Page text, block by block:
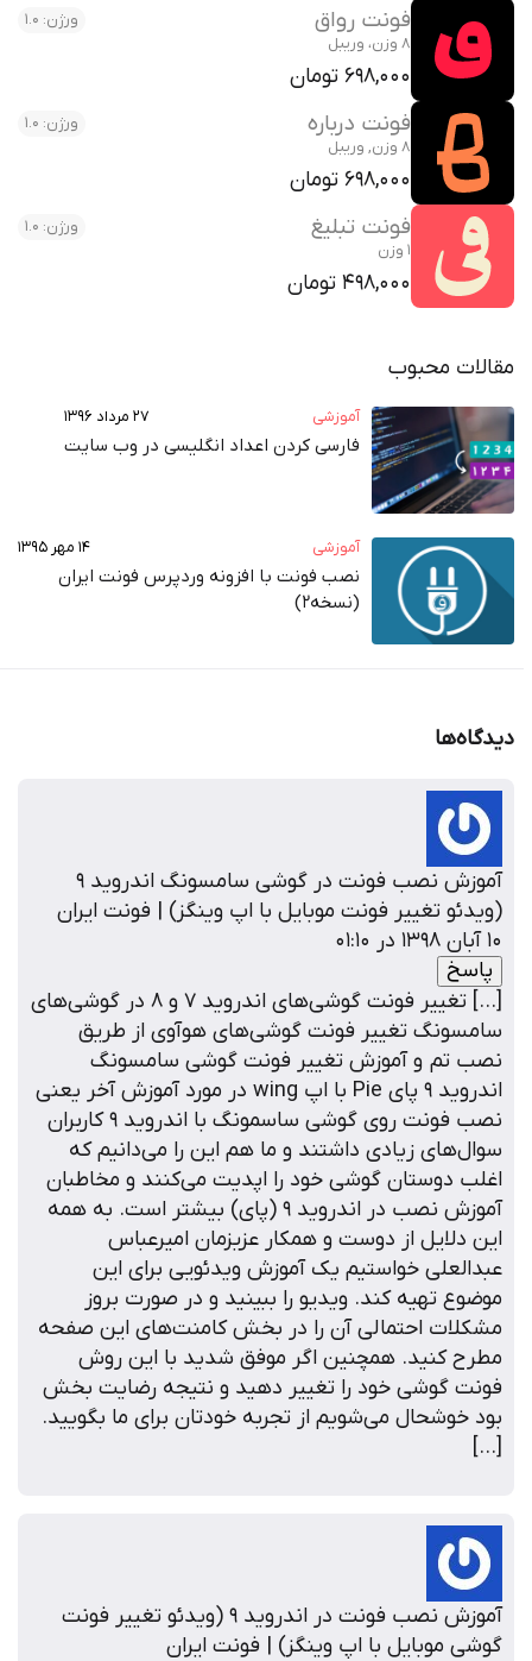
فونت رواق
ورژن: 1.0
8 وزن، وریبل
698,000 تومان
فونت درباره
ورژن: 1.0
8 وزن, وریبل
698,000 تومان
فونت تبلیغ
ورژن: 1.0
1 وزن
498,000 تومان
محبوب
آموزشی
فارسی کردن اعداد انگلیسی در وب‌ سایت
آموزشی
نصب فونت با افزونه وردپرس فونت ایران
(نسخه2)
آموزش نصب فونت در گوشی سامسونگ اندروید ۹
(ویدئو تغییر فونت موبایل با اپ وینگز) | فونت ایران
پاسخ
[…] تغییر فونت گوشی‌های اندروید 7 و 8 در گوشی‌های
سامسونگ تغییر فونت گوشی‌های هوآوی از طریق
نصب تم و آموزش تغییر فونت گوشی سامسونگ
اندروید 9 پای Pie با اپ wing در مورد آموزش آخر یعنی
نصب فونت روی گوشی ساسمونگ با اندروید ۹ کاربران
سوال‌های زیادی داشتند و ما هم این را می‌دانیم که
اغلب دوستان گوشی خود را اپدیت می‌کنند و مخاطبان
آموزش نصب در اندروید ۹ (پای) بیشتر است. به همه
این دلایل از دوست و همکار عزیزمان امیرعباس
عبدالعلی خواستیم یک آموزش ویدئویی برای این
موضوع تهیه کند. ویديو را ببینید و در صورت بروز
مشکلات احتمالی آن را در بخش کامنت‌های این صفحه
مطرح کنید. همچنین اگر موفق شدید با این روش
فونت گوشی خود را تغییر دهید و نتیجه رضایت بخش
بود خوشحال می‌شویم از تجربه خودتان برای ما بگویید.
آموزش نصب فونت در اندروید ۹ (ویدئو تغییر فونت
گوشی موبایل با اپ وینگز) | فونت ایران